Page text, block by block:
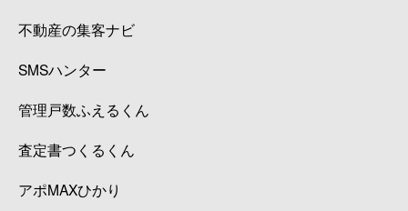
不動産の集客ナビ
SMSハンター
管理戸数ふえるくん
査定書つくるくん
アポMAXひかり